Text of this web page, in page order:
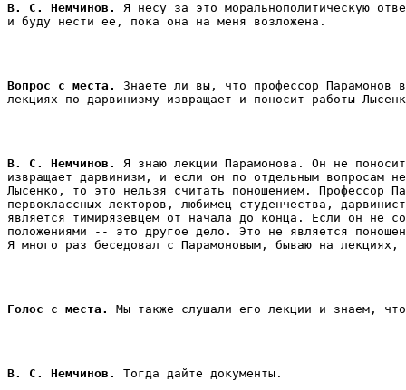
В. С. Немчинов.
Я несу за это моральнополитическую
и буду нести ее, пока она на меня возложена.
Вопрос с места. Знаете ли вы, что профессор Парамонов
В. С. Немчинов. Я знаю лекции Парамонова. Он не
извращает дарвинизм, и если он по отдельным вопросам
Лысенко, то это нельзя считать поношением. Профессор
первоклассных лекторов, любимец студенчества,
является тимирязевцем от начала до конца. Если он не
положениями -- это другое дело. Это не является
Голос с места.
В. С. Немчинов. Тогда дайте документы.